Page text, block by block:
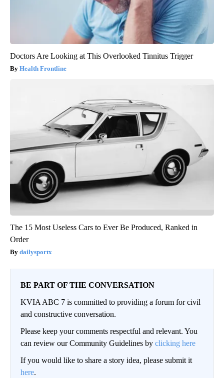
Doctors Are Looking at This Overlooked Tinnitus Trigger
Health Frontline
The 15 Most Useless Cars to Ever Be Produced, Ranked in
Order
dailysportx
BE PART OF THE CONVERSATION
KVIA ABC 7 is committed to providing a forum for civil
and constructive conversation.
Please keep your comments respectful and relevant. You
can review our Community Guidelines by clicking here
If you would like to share a story idea, please submit it
here.